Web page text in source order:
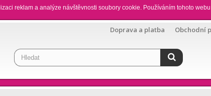
reklam a analýze návštěvnosti soubory cookie. Používáním tohoto
Doprava a platba Obchodní